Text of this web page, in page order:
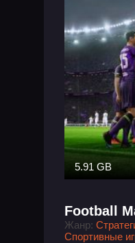
5.91 GB
Football
Жанр:
Спортивные